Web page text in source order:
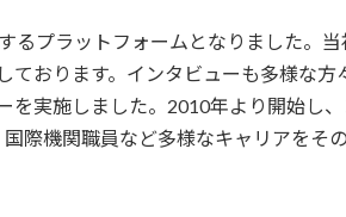
プラットフォームとなりました。
おります。インタビューも多様な方
実施しました。2010年より開始し
際機関職員など多様なキャリアをそ